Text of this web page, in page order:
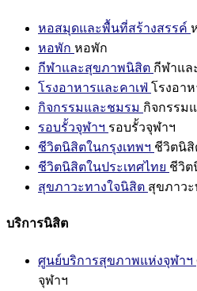
หอสมุดและพื้นที่สร้างสรรค์
หอพัก หอพัก
กีฬาและสุขภาพนิสิต กีฬาแ
โรงอาหารและคาเฟ่ โรงอา
กิจกรรมและชมรม กิจกรรม
รอบรั้วจุฬาฯ รอบรั้วจุฬาฯ
ชีวิตนิสิตในกรุงเทพฯ ชีวิตนิสิ
ชีวิตนิสิตในประเทศไทย ชีวิต
สุขภาวะทางใจนิสิต สุขภาว
บริการนิสิต
ศูนย์บริการสุขภาพแห่งจุฬาฯ
จุฬาฯ